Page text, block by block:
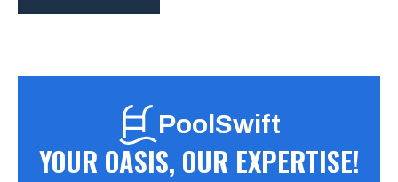
PoolSwift
YOUR OASIS, OUR EXPERTISE!